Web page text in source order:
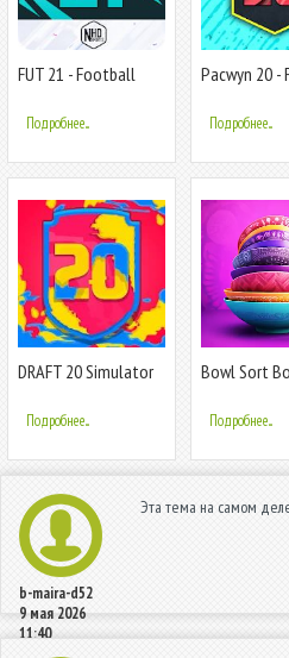
FUT 21 - Football
Opener
Подробнее...
Pacwyn 20
Opener
Подробнее...
DRAFT 20 Simulator
Подробнее...
Bowl Sort
Подробнее...
b-maira-d52
9 мая 2026
11:40
Эта тема на самом